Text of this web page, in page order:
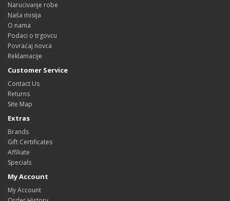
Narucivanje robe
Naša misija
O nama
Podaci o trgovcu
Povraćaj novca
Reklamacije
Customer Service
Contact Us
Returns
Site Map
Extras
Brands
Gift Certificates
Affiliate
Specials
My Account
My Account